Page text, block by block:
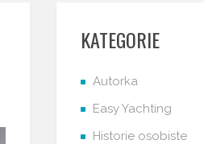
KATEGORIE
Autorka
Easy Yachting
Historie osobiste